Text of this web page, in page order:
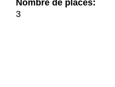
Nombre de places:
3